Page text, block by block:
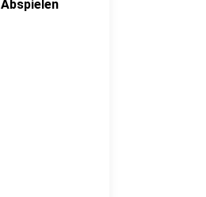
Abspielen